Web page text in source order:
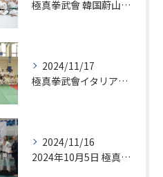
極真拳武會 韓国蔚山支部セミナー
2024/11/17
極真拳武會イタリア🇮🇹支部（アンドレア・ストッパ 師範）
2024/11/16
2024年10月5日 極真館チリ大会エキスパート部門で1極真...